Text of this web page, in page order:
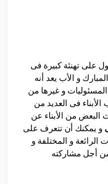
على تهنئة كبيرة فى
و الأب يعد أنه
و غيرها من
الأبناء فى العديد من
البعض من الأبناء عن
و يمكنك أن تتعرف على
الرائعة و المختلفة و
من أجل مشاركته